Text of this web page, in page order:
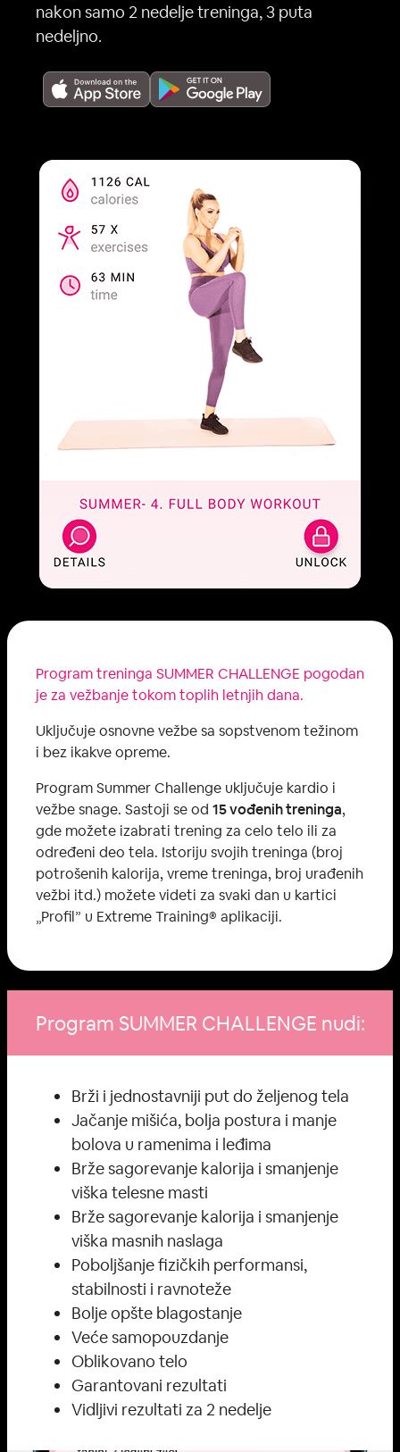
nakon samo 2 nedelje treninga, 3 puta
nedeljno.
Program treninga SUMMER CHALLENGE pogodan
je za vežbanje tokom toplih letnjih dana.
Uključuje osnovne vežbe sa sopstvenom težinom
i bez ikakve opreme.
Program Summer Challenge uključuje kardio i
vežbe snage. Sastoji se od 15 vođenih treninga,
gde možete izabrati trening za celo telo ili za
određeni deo tela. Istoriju svojih treninga (broj
potrošenih kalorija, vreme treninga, broj urađenih
vežbi itd.) možete videti za svaki dan u kartici
„Profil” u Extreme Training® aplikaciji.
Program SUMMER CHALLENGE nudi:
Brži i jednostavniji put do željenog tela
Jačanje mišića, bolja postura i manje
bolova u ramenima i leđima
Brže sagorevanje kalorija i smanjenje
viška telesne masti
Brže sagorevanje kalorija i smanjenje
viška masnih naslaga
Poboljšanje fizičkih performansi,
stabilnosti i ravnoteže
Bolje opšte blagostanje
Veće samopouzdanje
Oblikovano telo
Garantovani rezultati
Vidljivi rezultati za 2 nedelje